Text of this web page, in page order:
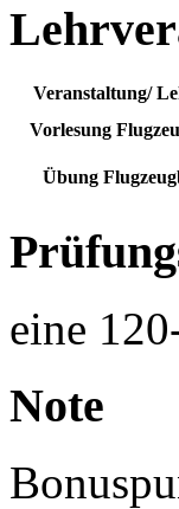
Veranstaltung/
Vorlesung
Übung
eine
Note